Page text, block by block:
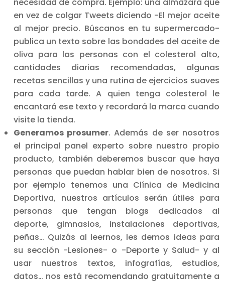
necesidad de compra. Ejemplo: una almazara que
en vez de colgar Tweets diciendo -El mejor aceite
al mejor precio. Búscanos en tu supermercado-
publica un texto sobre las bondades del aceite de
oliva para las personas con el colesterol alto,
cantidades diarias recomendadas, algunas
recetas sencillas y una rutina de ejercicios suaves
para cada tarde. A quien tenga colesterol le
encantará ese texto y recordará la marca cuando
visite la tienda.
Generamos prosumer. Además de ser nosotros
el principal panel experto sobre nuestro propio
producto, también deberemos buscar que haya
personas que puedan hablar bien de nosotros. Si
por ejemplo tenemos una Clínica de Medicina
Deportiva, nuestros artículos serán útiles para
personas que tengan blogs dedicados al
deporte, gimnasios, instalaciones deportivas,
peñas… Quizás al leernos, les demos ideas para
su sección -Lesiones- o -Deporte y Salud- y al
usar nuestros textos, infografías, estudios,
datos… nos está recomendando gratuitamente a